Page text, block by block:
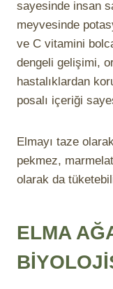
sayesinde insan
meyvesinde
ve C vitamini
dengeli gelişimi,
hastalıklardan
posalı içeriği
Elmayı taze
pekmez,
olarak da
ELMA